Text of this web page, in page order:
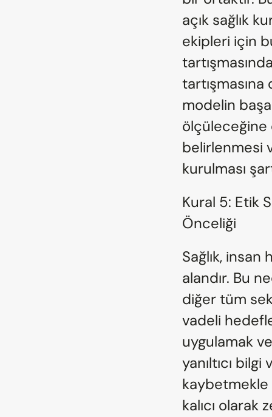
açık sağlık
ekipleri için
modelin
ölçüleceğine
belirlenmesi
kurulması
Kural 5: Etik
Önceliği
Sağlık, insan
alandır. Bu
diğer tüm
vadeli
uygulamak
yanıltıcı
kaybetmekle
kalıcı olarak